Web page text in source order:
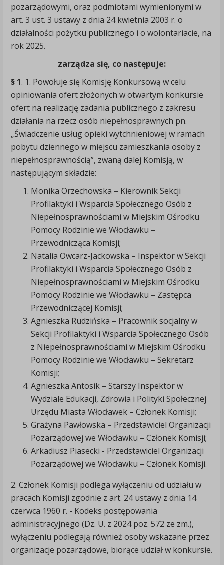
pozarządowymi, oraz podmiotami wymienionymi w
art. 3 ust. 3 ustawy z dnia 24 kwietnia 2003 r. o
działalności pożytku publicznego i o wolontariacie, na
rok 2025.
zarządza się, co następuje:
§ 1. 1. Powołuje się Komisję Konkursową w celu
opiniowania ofert złożonych w otwartym konkursie
ofert na realizację zadania publicznego z zakresu
działania na rzecz osób niepełnosprawnych pn.
„Świadczenie usług opieki wytchnieniowej w ramach
pobytu dziennego w miejscu zamieszkania osoby z
niepełnosprawnością”, zwaną dalej Komisją, w
następującym składzie:
Monika Orzechowska – Kierownik Sekcji
Profilaktyki i Wsparcia Społecznego Osób z
Niepełnosprawnościami w Miejskim Ośrodku
Pomocy Rodzinie we Włocławku –
Przewodnicząca Komisji;
Natalia Owcarz-Jackowska – Inspektor w Sekcji
Profilaktyki i Wsparcia Społecznego Osób z
Niepełnosprawnościami w Miejskim Ośrodku
Pomocy Rodzinie we Włocławku – Zastępca
Przewodniczącej Komisji;
Agnieszka Rudzińska – Pracownik socjalny w
Sekcji Profilaktyki i Wsparcia Społecznego Osób
z Niepełnosprawnościami w Miejskim Ośrodku
Pomocy Rodzinie we Włocławku – Sekretarz
Komisji;
Agnieszka Antosik – Starszy Inspektor w
Wydziale Edukacji, Zdrowia i Polityki Społecznej
Urzędu Miasta Włocławek – Członek Komisji;
Grażyna Pawłowska – Przedstawiciel Organizacji
Pozarządowej we Włocławku – Członek Komisji;
Arkadiusz Piasecki - Przedstawiciel Organizacji
Pozarządowej we Włocławku – Członek Komisji.
2. Członek Komisji podlega wyłączeniu od udziału w
pracach Komisji zgodnie z art. 24 ustawy z dnia 14
czerwca 1960 r. - Kodeks postępowania
administracyjnego (Dz. U. z 2024 poz. 572 ze zm.),
wyłączeniu podlegają również osoby wskazane przez
organizacje pozarządowe, biorące udział w konkursie.